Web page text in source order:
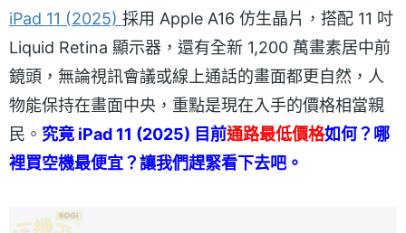
iPad 11 (2025) 採用 Apple A16 仿生晶片，搭配 11 吋
Liquid Retina 顯示器，還有全新 1,200 萬畫素居中前
鏡頭，無論視訊會議或線上通話的畫面都更自然，人
物能保持在畫面中央，重點是現在入手的價格相當親
民。 究竟 iPad 11 (2025) 目前通路最低價格如何？哪
裡買空機最便宜？讓我們趕緊看下去吧。